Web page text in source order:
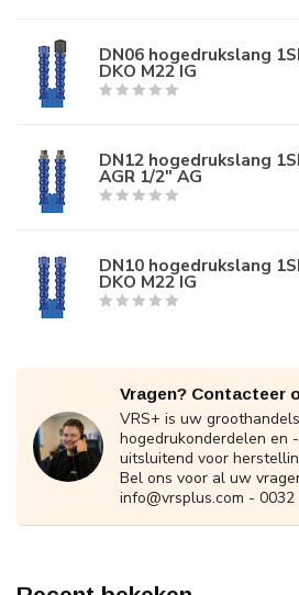
DN06 hogedrukslang
DKO M22 IG
DN12 hogedrukslang
AGR 1/2" AG
DN10 hogedrukslang
DKO M22 IG
Vragen? Contacteer
VRS+ is uw
hogedrukonderdelen en
uitsluitend voor
Bel ons voor al uw
info@vrsplus.com - 0032